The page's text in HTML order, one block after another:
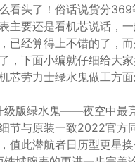
看头了！俗话说货分
主要还是看机芯说话，
已经算得上不错的了，
，下面小编就仔细给大
芯劳力士绿水鬼做工方面
级版绿水鬼——夜空中最
节与原装一致2022官方
值此潜航者日历型更星